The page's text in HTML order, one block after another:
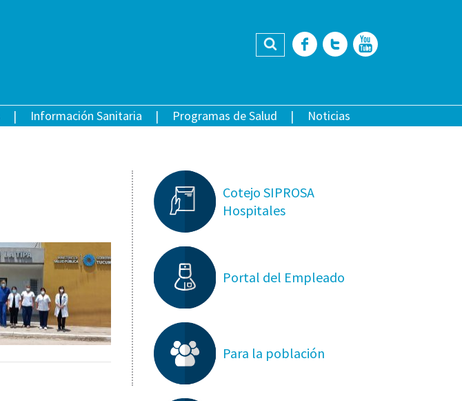
Buscar Facebook
Twitter
Información Sanitaria Programas de Salud Noticias
Cotejo SIPROSA
Hospitales
Portal del Empleado
Para la población